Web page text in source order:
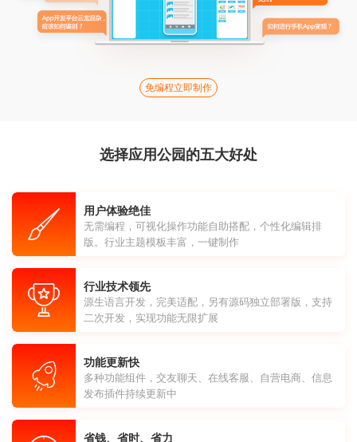
免编程立即制作
选择应用公园的五大好处
用户体验绝佳
无需编程，可视化操作功能自助搭配，个性化编辑排
版。行业主题模板丰富，一键制作
行业技术领先
源生语言开发，完美适配，另有源码独立部署版，支持
二次开发，实现功能无限扩展
功能更新快
多种功能组件，交友聊天、在线客服、自营电商、信息
发布插件持续更新中
省钱、省时、省力